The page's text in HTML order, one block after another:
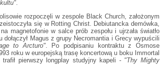
.
rozpoczęli w zespole Black Church, założonym
się w Rotting Christ. Debiutancka demówka,
magnetofonie w salce prób zespołu i ujrzała światło
Magus z grupy Necromantia i Grecy wypuścili
to Arcturo". Po podpisaniu kontraktu z Osmose
roku w europejską trasę koncertową u boku Immortal
pierwszy longplay studyjny kapeli -"Thy Mighty